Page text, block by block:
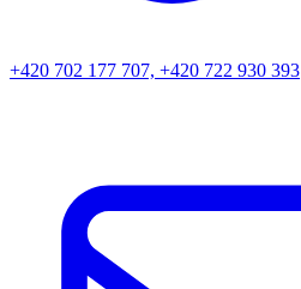
+420 702 177 707, +420 722 930 393